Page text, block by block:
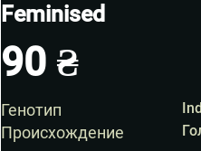
Feminised
90 ₴
Генотип
Происхождение